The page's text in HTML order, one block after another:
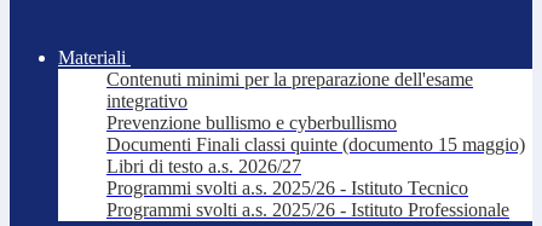
Materiali
Contenuti minimi per la preparazione dell'esame
integrativo
Prevenzione bullismo e cyberbullismo
Documenti Finali classi quinte (documento 15 maggio)
Libri di testo a.s. 2026/27
Programmi svolti a.s. 2025/26 - Istituto Tecnico
Programmi svolti a.s. 2025/26 - Istituto Professionale